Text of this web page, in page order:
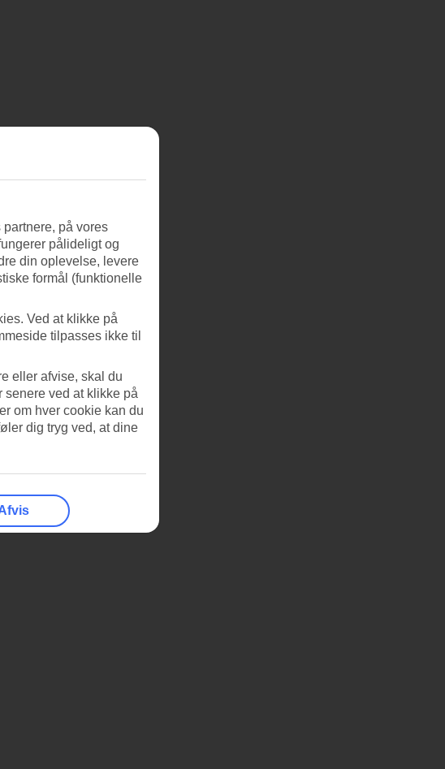
på vores
pålideligt og
din oplevelse, levere
formål (funktionelle
Ved at klikke på
tilpasses ikke til
eller afvise, skal du
ved at klikke på
om hver cookie kan du
dig tryg ved, at dine